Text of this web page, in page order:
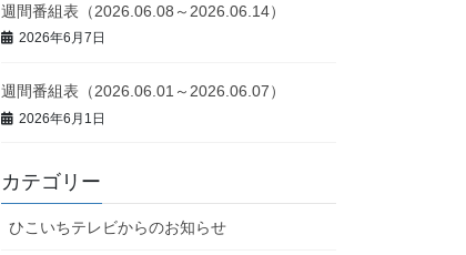
週間番組表（2026.06.08～2026.06.14）
2026年6月7日
週間番組表（2026.06.01～2026.06.07）
2026年6月1日
カテゴリー
ひこいちテレビからのお知らせ